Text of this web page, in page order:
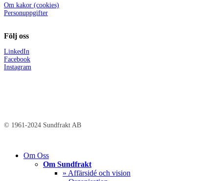
Om kakor (cookies)
Personuppgifter
Följ oss
LinkedIn
Facebook
Instagram
© 1961-2024 Sundfrakt AB
Close
Om Oss
Om Sundfrakt
» Affärsidé och vision